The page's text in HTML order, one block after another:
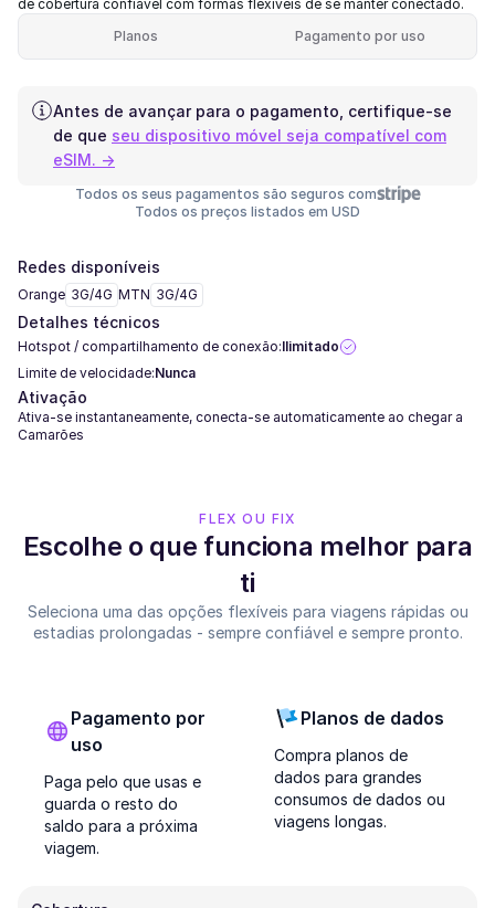
de cobertura confiável com formas flexíveis de se manter conectado.
Planos
Pagamento por uso
Antes de avançar para o pagamento, certifique-se
de que seu dispositivo móvel seja compatível com
eSIM. →
Todos os seus pagamentos são seguros com
Todos os preços listados em USD
Redes disponíveis
Orange 3G/4G MTN 3G/4G
Detalhes técnicos
Hotspot / compartilhamento de conexão:Ilimitado
Limite de velocidade:Nunca
Ativação
Ativa-se instantaneamente, conecta-se automaticamente ao chegar a
Camarões
FLEX OU FIX
Escolhe o que funciona melhor para
ti
Seleciona uma das opções flexíveis para viagens rápidas ou
estadias prolongadas - sempre confiável e sempre pronto.
Pagamento por
uso
Paga pelo que usas e
guarda o resto do
saldo para a próxima
viagem.
Planos de dados
Compra planos de
dados para grandes
consumos de dados ou
viagens longas.